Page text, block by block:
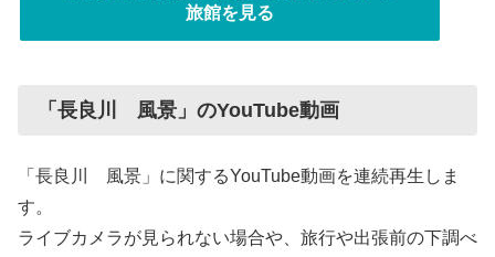
旅館を見る
「長良川 風景」のYouTube動画
「長良川 風景」に関するYouTube動画を連続再生しま
す。
ライブカメラが見られない場合や、旅行や出張前の下調べ